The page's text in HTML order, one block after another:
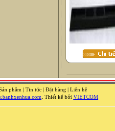
phẩm | Tin tức| Đặt hàng | Liên hệ
. Thiết kế bởi VIETCOM